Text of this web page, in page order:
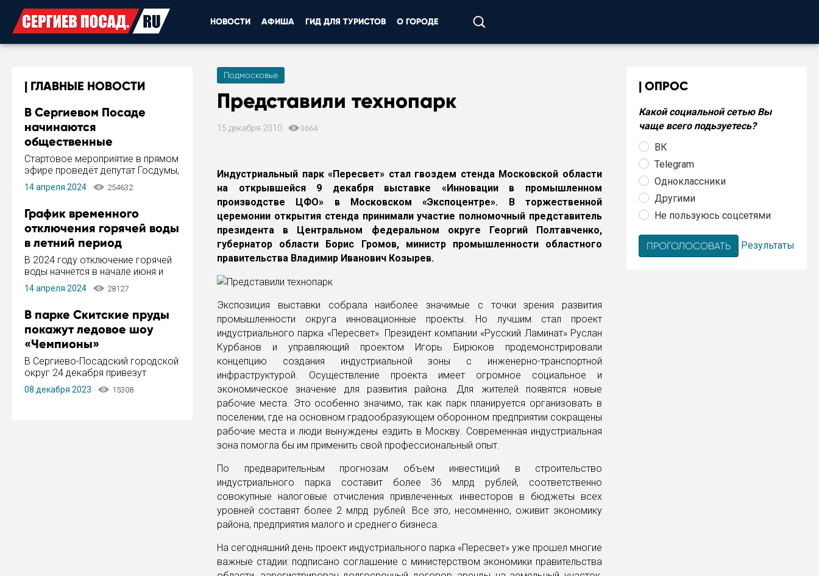
НОВОСТИ АФИША ГИД ДЛЯ ТУРИСТОВ О ГОРОДЕ
ГЛАВНЫЕ НОВОСТИ
В Сергиевом Посаде
начинаются
общественные
обсуждения Стратегии
развития города
Стартовое мероприятие в прямом
эфире проведёт депутат Госдумы,
инициатор и автор Концепции
развития Сергиева Посада и
Пахомов.
14 апреля 2024 254632
График временного
отключения горячей воды
в летний период
В 2024 году отключение горячей
воды начнется в начале июня и
завершится в конце августа.
Период отключения составит не
14 апреля 2024 28127
В парке Скитские пруды
покажут ледовое шоу
«Чемпионы»
В Сергиево-Посадский городской
округ 24 декабря привезут
ледовый тур «Чемпионы»
заслуженного мастера спорта,
08 декабря 2023 15308
Подмосковье
Представили технопарк
15 декабря 2010 3664
Индустриальный парк «Пересвет» стал гвоздем стенда Московской области
на открывшейся 9 декабря выставке «Инновации в промышленном
производстве ЦФО» в Московском «Экспоцентре». В торжественной
церемонии открытия стенда принимали участие полномочный представитель
президента в Центральном федеральном округе Георгий Полтавченко,
губернатор области Борис Громов, министр промышленности областного
правительства Владимир Иванович Козырев.
Экспозиция выставки собрала наиболее значимые с точки зрения развития
промышленности округа инновационные проекты. Но лучшим стал проект
индустриального парка «Пересвет». Президент компании «Русский Ламинат» Руслан
Курбанов и управляющий проектом Игорь Бирюков продемонстрировали
концепцию создания индустриальной зоны с инженерно-транспортной
инфраструктурой. Осуществление проекта имеет огромное социальное и
экономическое значение для развития района. Для жителей появятся новые
рабочие места. Это особенно значимо, так как парк планируется организовать в
поселении, где на основном градообразующем оборонном предприятии сокращены
рабочие места и люди вынуждены ездить в Москву. Современная индустриальная
зона помогла бы им применить свой профессиональный опыт.
По предварительным прогнозам объем инвестиций в строительство
индустриального парка составит более 36 млрд рублей, соответственно
совокупные налоговые отчисления привлеченных инвесторов в бюджеты всех
уровней составят более 2 млрд рублей. Все это, несомненно, оживит экономику
района, предприятия малого и среднего бизнеса.
На сегодняшний день проект индустриального парка «Пересвет» уже прошел многие
важные стадии: подписано соглашение с министерством экономики правительства
ОПРОС
Какой социальной сетью Вы
чаще всего подьзуетесь?
ВК
Telegram
Одноклассники
Другими
Не пользуюсь соцсетями
Результаты